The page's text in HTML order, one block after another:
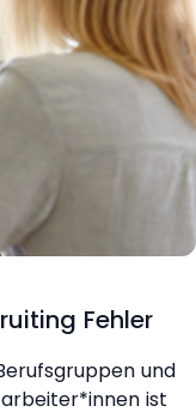
Fehler
und
ist